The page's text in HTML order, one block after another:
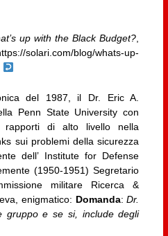
up with the Black Budget?,
solari.com/blog/whats-up-
del 1987, il Dr. Eric A.
Penn State University con
di alto livello nella
sui problemi della sicurezza
dell’ Institute for Defense
(1950-1951) Segretario
militare Ricerca &
enigmatico: Domanda:Dr.
gruppo e se si, include degli